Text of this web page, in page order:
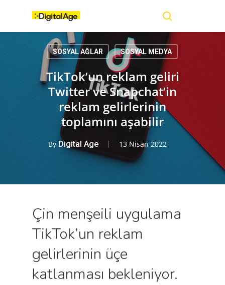
content
SOSYAL AĞLAR SOSYAL MEDYA
TikTok’un reklam geliri
Twitter ve Snapchat’in
reklam gelirlerinin
toplamını aşabilir
By Digital Age 13 Nisan 2022
Çin menşeili uygulama
TikTok’un reklam
gelirlerinin üçe
katlanması bekleniyor.